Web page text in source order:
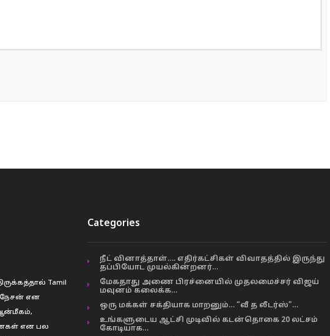
Tamil
என
என பல
Categories
நீட் வினாத்தாள்…. எதிர்கட்சிகள் விவாதத்தில் இருந்து
தப்பியோட முயல்கின்றனர்…
மேகதாது அணை பிரச்னையில் முதலமைச்சர் விஜய்
மவுனம் கலைக்க…
ஒரு மக்கள் சக்தியாக மாறனும்… “வீ த லீடர்ஸ்”…
உங்களுடைய ஆட்சி முடிவில் கடன்தொகை 20 லட்சம்
கோடியாக…